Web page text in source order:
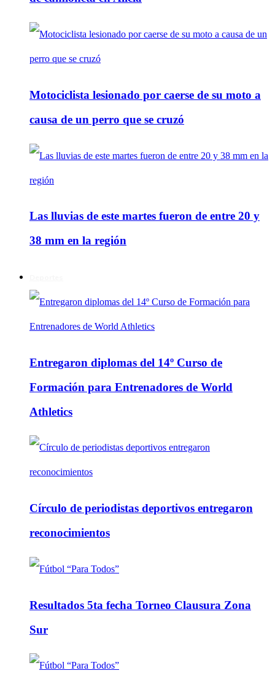
Motociclista lesionado por caerse de su moto a
causa de un perro que se cruzó
Las lluvias de este martes fueron de entre 20 y
38 mm en la región
Entregaron diplomas del 14º Curso de
Formación para Entrenadores de World
Athletics
Círculo de periodistas deportivos entregaron
reconocimientos
Resultados 5ta fecha Torneo Clausura Zona
Sur